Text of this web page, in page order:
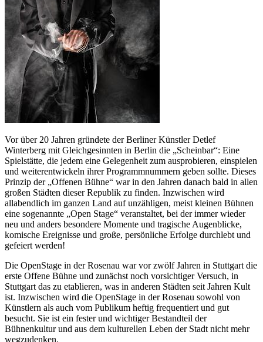
Vor über 20 Jahren gründete der Berliner Künstler Detlef
Winterberg mit Gleichgesinnten in Berlin die „Scheinbar“: Eine
Spielstätte, die jedem eine Gelegenheit zum ausprobieren, einspielen
und weiterentwickeln ihrer Programmnummern geben sollte. Dieses
Prinzip der „Offenen Bühne“ war in den Jahren danach bald in allen
großen Städten dieser Republik zu finden. Inzwischen wird
allabendlich im ganzen Land auf unzähligen, meist kleinen Bühnen
eine sogenannte „Open Stage“ veranstaltet, bei der immer wieder
neu und anders besondere Momente und tragische Augenblicke,
komische Ereignisse und große, persönliche Erfolge durchlebt und
gefeiert werden!
Die OpenStage in der Rosenau war vor zwölf Jahren in Stuttgart die
erste Offene Bühne und zunächst noch vorsichtiger Versuch, in
Stuttgart das zu etablieren, was in anderen Städten seit Jahren Kult
ist. Inzwischen wird die OpenStage in der Rosenau sowohl von
Künstlern als auch vom Publikum heftig frequentiert und gut
besucht. Sie ist ein fester und wichtiger Bestandteil der
Bühnenkultur und aus dem kulturellen Leben der Stadt nicht mehr
wegzudenken.